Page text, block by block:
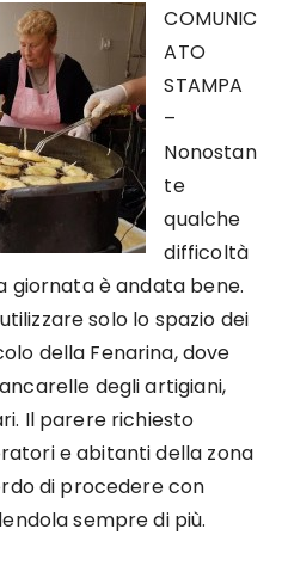
COMUNIC
ATO
STAMPA
–
Nonostan
te
qualche
difficoltà
giornata è andata bene.
solo lo spazio dei
della Fenarina, dove
degli artigiani,
Il parere richiesto
e abitanti della zona
di procedere con
sempre di più.